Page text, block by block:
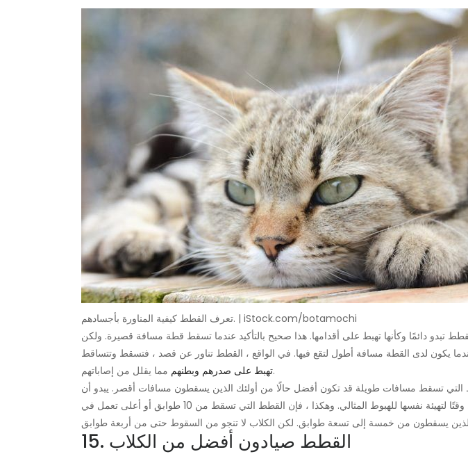
تعرف القطط كيفية المناورة بأجسادهم. | iStock.com/botamochi
دائمًا وكأنها تهبط على أقدامها. هذا صحيح بالتأكيد عندما تسقط قطة مسافة قصيرة. ولكن
يكون لدى القطة مسافة أطول لتقع فيها. في الواقع ، القطط تناور عن قصد ، فتسقط وتتساقط
تهبط على صدرهم وبطنهممما يقلل من إصاباتهم.
التي تسقط مسافات طويلة قد تكون أفضل حالًا من أولئك الذين يسقطون مسافات أقصر. يبدو أن
المسافة الإضافية تمنح القطط وقتًا لتهيئة نفسها للهبوط المثالي. وهكذا ، فإن القطط التي تسقط من 10 طوابق أو أعلى تعمل في
15. القطط صيادون أفضل من الكلاب